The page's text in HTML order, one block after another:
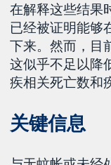
在解释这些结果
已经被证明能够
下来。然而，目
这似乎不足以降
疾相关死亡数和
关键信息